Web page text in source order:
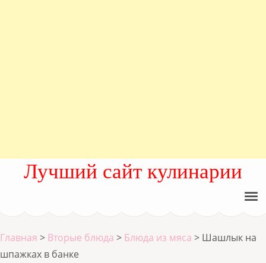
Лучший сайт кулинарии
Главная > Вторые блюда > Блюда из мяса > Шашлык на
шпажках в банке